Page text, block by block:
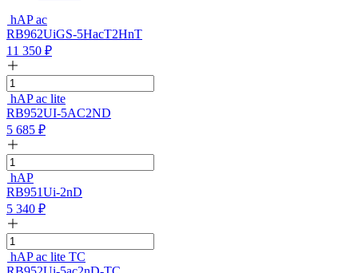
hAP ac
RB962UiGS-5HacT2HnT
11 350 ₽
hAP ac lite
RB952UI-5AC2ND
5 685 ₽
hAP
RB951Ui-2nD
5 340 ₽
hAP ac lite TC